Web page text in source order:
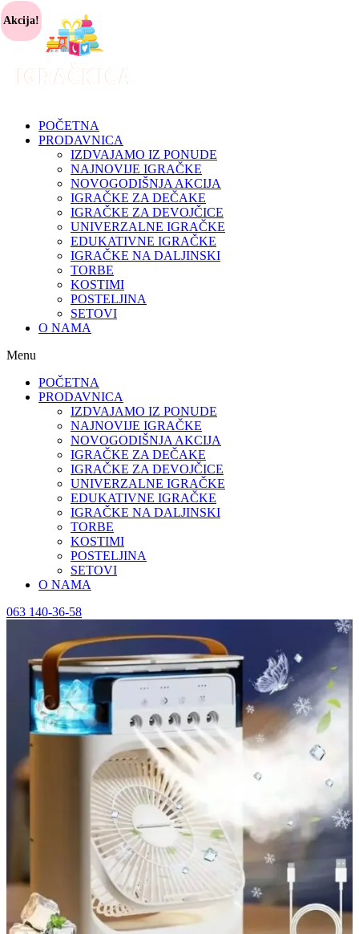
POČETNA
PRODAVNICA
IZDVAJAMO IZ PONUDE
NAJNOVIJE IGRAČKE
NOVOGODIŠNJA AKCIJA
IGRAČKE ZA DEČAKE
IGRAČKE ZA DEVOJČICE
UNIVERZALNE IGRAČKE
EDUKATIVNE IGRAČKE
IGRAČKE NA DALJINSKI
TORBE
KOSTIMI
POSTELJINA
SETOVI
O NAMA
Menu
POČETNA
PRODAVNICA
IZDVAJAMO IZ PONUDE
NAJNOVIJE IGRAČKE
NOVOGODIŠNJA AKCIJA
IGRAČKE ZA DEČAKE
IGRAČKE ZA DEVOJČICE
UNIVERZALNE IGRAČKE
EDUKATIVNE IGRAČKE
IGRAČKE NA DALJINSKI
TORBE
KOSTIMI
POSTELJINA
SETOVI
O NAMA
063 140-36-58
Akcija!